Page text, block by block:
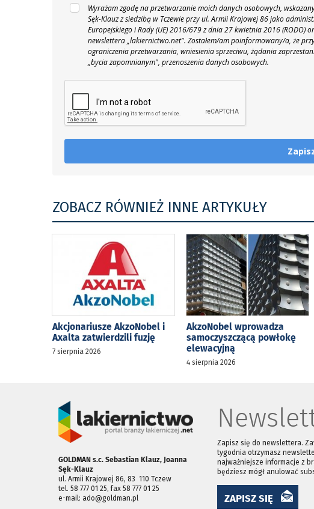
Wyrażam zgodę na przetwarzanie moich danych osobowych,
Sęk-Klauz z siedzibą w Tczewie przy ul. Armii Krajowej 86 jako
Europejskiego i Rady (UE) 2016/679 z dnia 27 kwietnia 2016
newslettera „lakiernictwo.net". Zostałem/am poinformowany/a, że
ograniczenia przetwarzania, wniesienia sprzeciwu, żądania
„bycia zapomnianym", przenoszenia danych osobowych.
ZOBACZ RÓWNIEŻ INNE ARTYKUŁY
Akcjonariusze AkzoNobel i
Axalta zatwierdzili fuzję
7 sierpnia 2026
AkzoNobel wprowadza
samoczyszczącą powłokę
elewacyjną
4 sierpnia 2026
GOLDMAN s.c. Sebastian Klauz, Joanna
Sęk-Klauz
ul. Armii Krajowej 86, 83 ­ 110 Tczew
tel. 58 777 01 25, fax 58 777 01 25
e-mail: ado@goldman.pl
Zapisz się do newslettera.
tygodnia otrzymasz
najważniejsze informacje z
będziesz mógł anulować
ZAPISZ SIĘ